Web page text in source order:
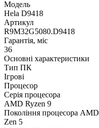
Модель
Hela D9418
Артикул
R9M32G5080.D9418
Гарантія, міс
36
Основні характеристики
Тип ПК
Ігрові
Процесор
Серія процесора
AMD Ryzen 9
Покоління процесора AMD
Zen 5